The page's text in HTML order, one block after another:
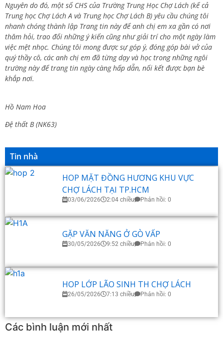
Nguyên do đó, một số CHS của Trường Trung Học Chợ Lách (kể cả
Trung học Chợ Lách A và Trung học Chợ Lách B) yêu cầu chúng tôi
nhanh chóng thành lập Trang tin này để anh chị em xa gần có nơi
thăm hỏi, trao đổi những ý kiến cũng như giải trí cho một ngày làm
việc mệt nhọc. Chúng tôi mong được sự góp ý, đóng góp bài vở của
quý thầy cô, các anh chị em đã từng dạy và học trong những ngôi
trường này để trang tin ngày càng hấp dẫn, nối kết được bạn bè
khắp nơi.
Hồ Nam Hoa
Đệ thất B (NK63)
Tin nhà
HOP MẶT ĐỒNG HƯƠNG KHU VỰC
CHỢ LÁCH TẠI TP.HCM
03/06/2026 2:04 chiều Phản hồi: 0
GẶP VĂN NĂNG Ở GÒ VẤP
30/05/2026 9:52 chiều Phản hồi: 0
HOP LỚP LÃO SINH TH CHỢ LÁCH
26/05/2026 7:13 chiều Phản hồi: 0
Các bình luận mới nhất